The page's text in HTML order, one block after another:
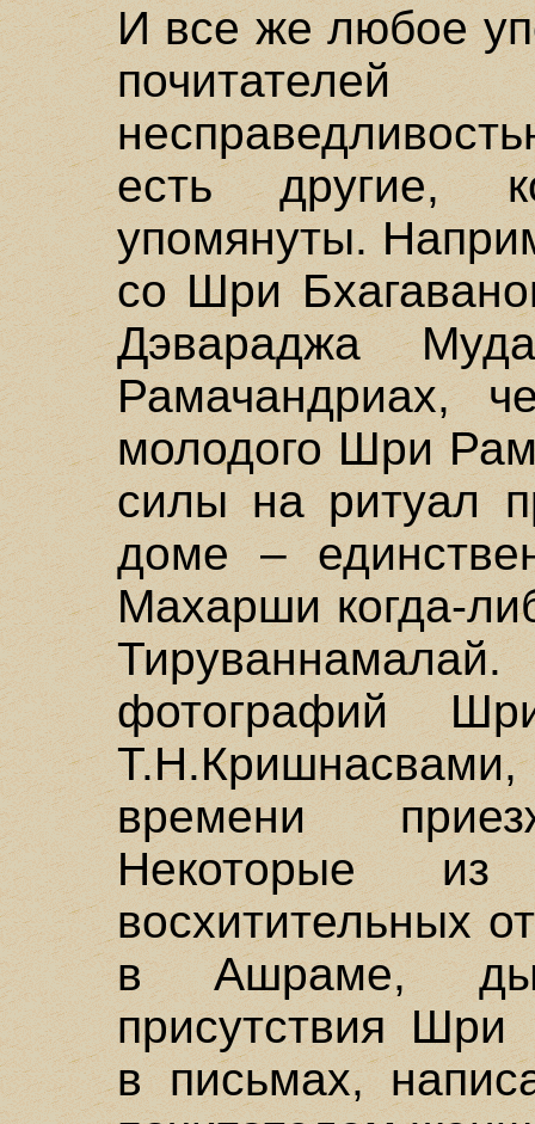
И все же любое
есть другие,
упомянуты.
со Шри
Дэвараджа
Рамачандриах,
молодого Шри
силы на ритуал
доме –
Махарши когда-
фотографий
времени
Некоторые
восхитительных
в Ашраме,
присутствия Шри
в письмах,